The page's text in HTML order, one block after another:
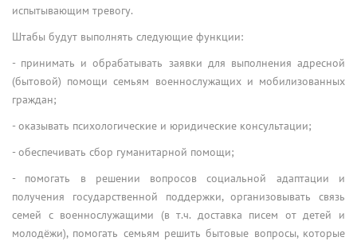
испытывающим тревогу.
Штабы будут выполнять следующие функции:
- принимать и обрабатывать заявки для выполнения адресной
(бытовой) помощи семьям военнослужащих и мобилизованных
граждан;
- оказывать психологические и юридические консультации;
- обеспечивать сбор гуманитарной помощи;
- помогать в решении вопросов социальной адаптации и
получения государственной поддержки, организовывать связь
семей с военнослужащими (в т.ч. доставка писем от детей и
молодёжи), помогать семьям решить бытовые вопросы, которые